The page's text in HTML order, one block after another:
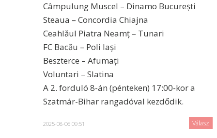
Câmpulung Muscel – Dinamo București
Steaua – Concordia Chiajna
Ceahlăul Piatra Neamț – Tunari
FC Bacău – Poli Iași
Beszterce – Afumați
Voluntari – Slatina
A 2. forduló 8-án (pénteken) 17:00-kor a
Szatmár-Bihar rangadóval kezdődik.
2025-08-06 09:51 Válasz